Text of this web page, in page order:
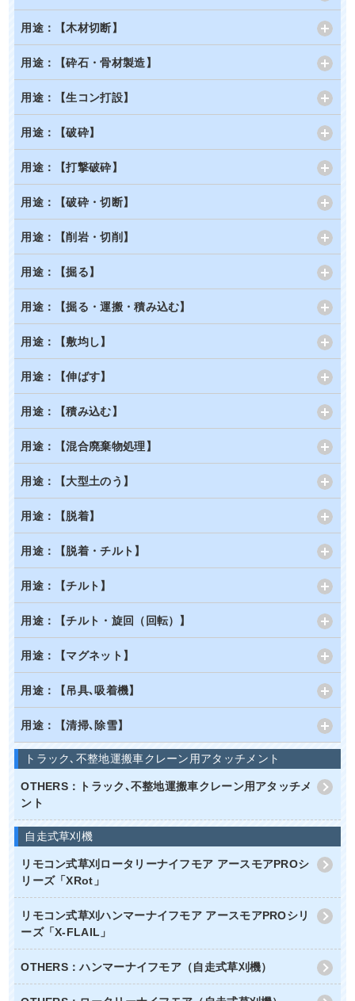
用途：【木材切断】
用途：【砕石・骨材製造】
用途：【生コン打設】
用途：【破砕】
用途：【打撃破砕】
用途：【破砕・切断】
用途：【削岩・切削】
用途：【掘る】
用途：【掘る・運搬・積み込む】
用途：【敷均し】
用途：【伸ばす】
用途：【積み込む】
用途：【混合廃棄物処理】
用途：【大型土のう】
用途：【脱着】
用途：【脱着・チルト】
用途：【チルト】
用途：【チルト・旋回（回転）】
用途：【マグネット】
用途：【吊具､吸着機】
用途：【清掃､除雪】
トラック､不整地運搬車クレーン用アタッチメント
OTHERS：トラック､不整地運搬車クレーン用アタッチメ
ント
自走式草刈機
リモコン式草刈ロータリーナイフモア アースモアPROシ
リーズ「XRot」
リモコン式草刈ハンマーナイフモア アースモアPROシリ
ーズ「X-FLAIL」
OTHERS：ハンマーナイフモア（自走式草刈機）